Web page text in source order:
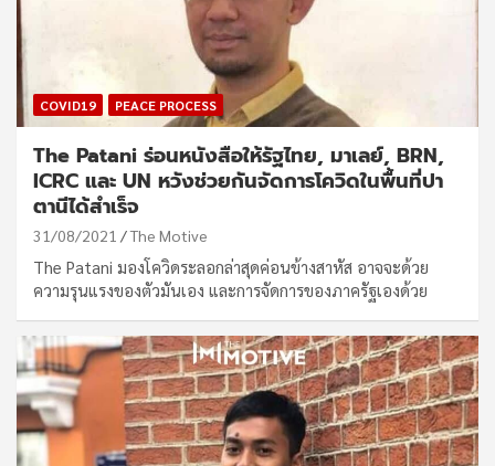
COVID19 PEACE PROCESS
The Patani ร่อนหนังสือให้รัฐไทย, มาเลย์, BRN,
ICRC และ UN หวังช่วยกันจัดการโควิดในพื้นที่ปา
ตานีได้สำเร็จ
31/08/2021 The Motive
The Patani มองโควิดระลอกล่าสุดค่อนข้างสาหัส อาจจะด้วย
ความรุนแรงของตัวมันเอง และการจัดการของภาครัฐเองด้วย